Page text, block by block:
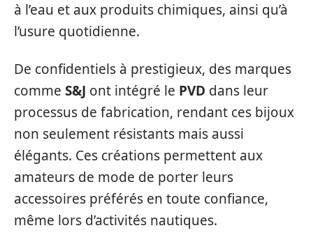
à l’eau et aux produits chimiques, ainsi qu’à
l’usure quotidienne.
De confidentiels à prestigieux, des marques
comme S&J ont intégré le PVD dans leur
processus de fabrication, rendant ces bijoux
non seulement résistants mais aussi
élégants. Ces créations permettent aux
amateurs de mode de porter leurs
accessoires préférés en toute confiance,
même lors d’activités nautiques.